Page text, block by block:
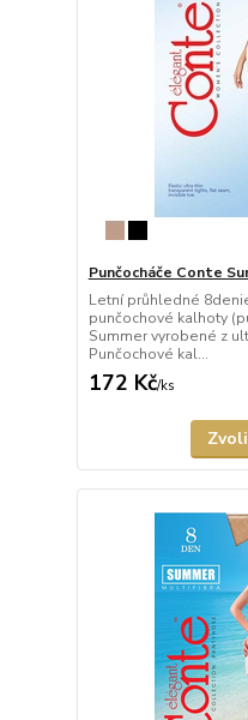
Punčocháče Conte
Letní průhledné
punčochové kalhoty
Summer vyrobené z
Punčochové kal...
172 Kč/ks